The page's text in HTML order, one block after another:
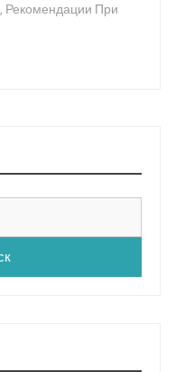
, Рекомендации При